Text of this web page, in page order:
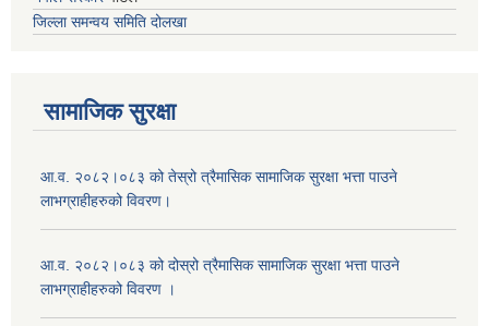
जिल्ला समन्वय समिति दोलखा
सामाजिक सुरक्षा
आ.व. २०८२।०८३ को तेस्रो त्रैमासिक सामाजिक सुरक्षा भत्ता पाउने
लाभग्राहीहरुको विवरण।
आ.व. २०८२।०८३ को दोस्रो त्रैमासिक सामाजिक सुरक्षा भत्ता पाउने
लाभग्राहीहरुको विवरण ।